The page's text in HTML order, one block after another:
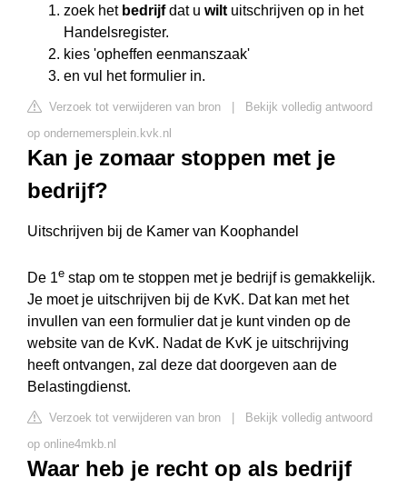
zoek het bedrijfdat u wilt uitschrijven op in het
Handelsregister.
kies 'opheffen eenmanszaak'
en vul het formulier in.
Verzoek tot verwijderen van bron
Bekijk volledig antwoord
op ondernemersplein.kvk.nl
Kan je zomaar stoppen met je
bedrijf?
Uitschrijven bij de Kamer van Koophandel
De 1e stap om te stoppen met je bedrijf is gemakkelijk.
Je moet je uitschrijven bij de KvK. Dat kan met het
invullen van een formulier dat je kunt vinden op de
website van de KvK. Nadat de KvK je uitschrijving
heeft ontvangen, zal deze dat doorgeven aan de
Belastingdienst.
Verzoek tot verwijderen van bron
Bekijk volledig antwoord
op online4mkb.nl
Waar heb je recht op als bedrijf